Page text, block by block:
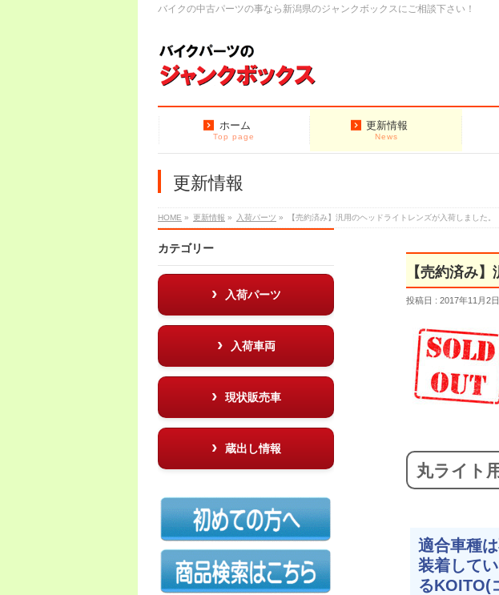
バイクの中古パーツの事なら新潟県のジャンクボックスにご相談下さい！
ホーム
Top page
更新情報
News
更新情報
HOME » 更新情報 » 入荷パーツ » 【売約済み】汎用のヘッドライトレンズが入荷しました。
【売約済み
投稿日 : 2017年11月2日
丸ライト
適合車種
装着して
るKOITO(
カテゴリー
入荷パーツ
入荷車両
現状販売車
蔵出し情報